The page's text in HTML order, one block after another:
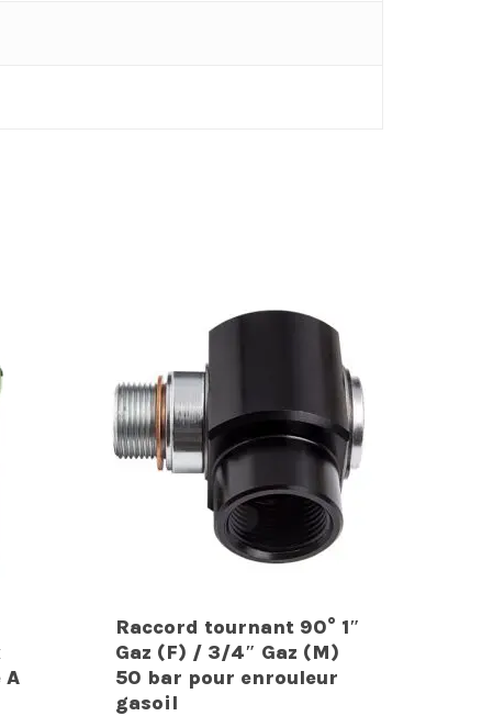
A
Raccord tournant 90° 1″
Gaz (F) / 3/4″ Gaz (M)
50 bar pour enrouleur
gasoil